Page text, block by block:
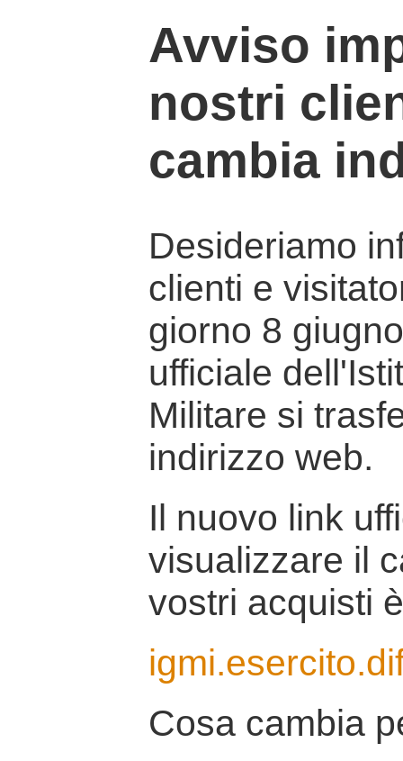
Avviso
nostri
cambia
Desideriamo
clienti e
giorno 8
ufficiale
Militare si
indirizzo web.
Il nuovo link
visualizzare il
vostri acquisti
Cosa cambia